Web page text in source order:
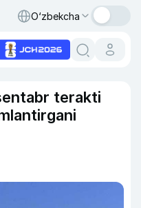
O‘zbekcha
terakti